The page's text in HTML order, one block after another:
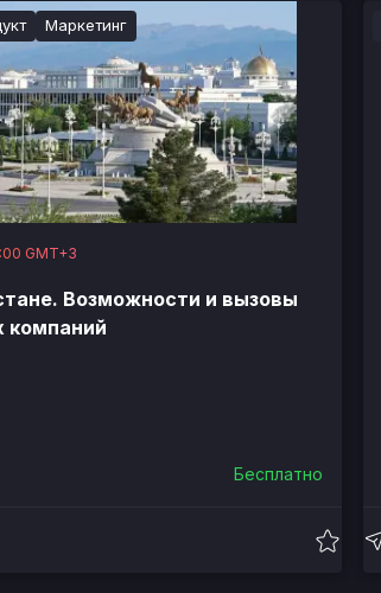
Маркетинг
GMT+3
Возможности и вызовы
компаний
Бесплатно